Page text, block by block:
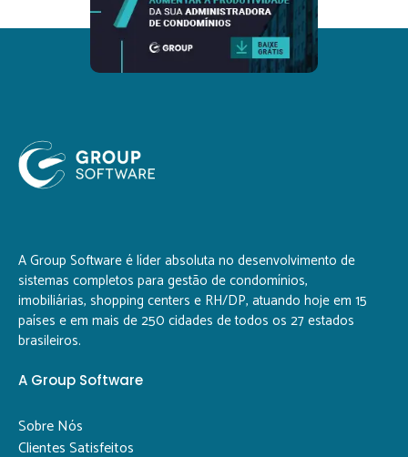
A Group Software é líder absoluta no desenvolvimento de
sistemas completos para gestão de condomínios,
imobiliárias, shopping centers e RH/DP, atuando hoje em 15
países e em mais de 250 cidades de todos os 27 estados
brasileiros.
A Group Software
Sobre Nós
Clientes Satisfeitos